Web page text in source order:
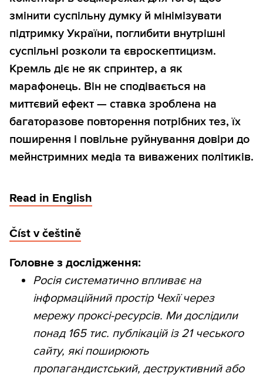
змінити суспільну думку й мінімізувати
підтримку України, поглибити внутрішні
суспільні розколи та євроскептицизм.
Кремль діє не як спринтер, а як
марафонець. Він не сподівається на
миттєвий ефект — ставка зроблена на
багаторазове повторення потрібних тез, їх
поширення і повільне руйнування довіри до
мейнстримних медіа та виважених політиків.
Read in English
Číst v češtině
Головне з дослідження:
Росія систематично впливає на
інформаційний простір Чехії через
мережу проксі-ресурсів. Ми дослідили
понад 165 тис. публікацій із 21 чеського
сайту, які поширюють
пропагандистський, деструктивний або